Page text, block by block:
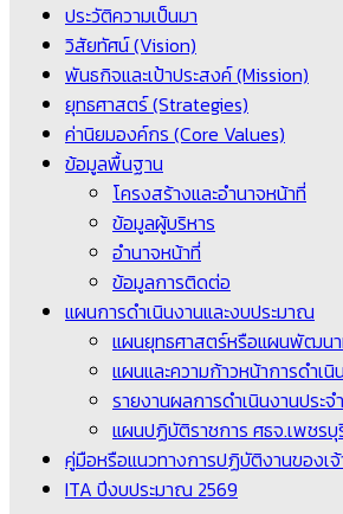
ประวัติความเป็นมา
วิสัยทัศน์ (Vision)
พันธกิจและเป้าประสงค์ (Mission)
ยุทธศาสตร์ (Strategies)
ค่านิยมองค์กร (Core Values)
ข้อมูลพื้นฐาน
โครงสร้างและอำนาจหน้าที่
ข้อมูลผู้บริหาร
อำนาจหน้าที่
ข้อมูลการติดต่อ
แผนการดำเนินงานและงบประมาณ
แผนยุทธศาสตร์หรือแผนพัฒน
แผนและความก้าวหน้าการดำเนิ
รายงานผลการดำเนินงานประจ
แผนปฏิบัติราชการ ศธจ.เพชรบุ
คู่มือหรือแนวทางการปฏิบัติงานของเ
ITA ปีงบประมาณ 2569